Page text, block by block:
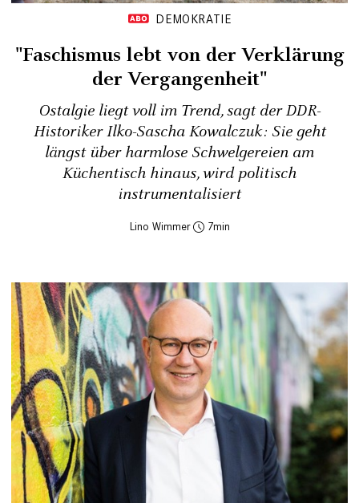
DEMOKRATIE
"Faschismus lebt von der Verklärung
der Vergangenheit"
Ostalgie liegt voll im Trend, sagt der DDR-
Historiker Ilko-Sascha Kowalczuk: Sie geht
längst über harmlose Schwelgereien am
Küchentisch hinaus, wird politisch
instrumentalisiert
Lino Wimmer 7